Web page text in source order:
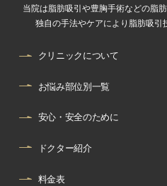
当院は脂肪吸引や豊胸手術などの脂
独自の手法やケアにより脂肪吸引
クリニックについて
お悩み部位別一覧
安心・安全のために
ドクター紹介
料金表